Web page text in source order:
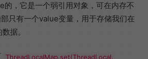
，它是一个弱引用对象，可在内存不
只有一个value变量，用于存储我们在
据。
ThreadLocalMap.set(ThreadLocal,